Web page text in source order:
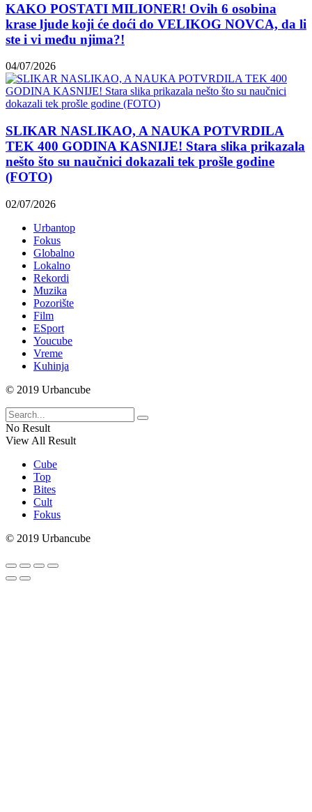
KAKO POSTATI MILIONER! Ovih 6 osobina
krase ljude koji će doći do VELIKOG NOVCA, da li
ste i vi među njima?!
04/07/2026
SLIKAR NASLIKAO, A NAUKA POTVRDILA
TEK 400 GODINA KASNIJE! Stara slika prikazala
nešto što su naučnici dokazali tek prošle godine
(FOTO)
02/07/2026
Urbantop
Fokus
Globalno
Lokalno
Rekordi
Muzika
Pozorište
Film
ESport
Youcube
Vreme
Kuhinja
© 2019 Urbancube
No Result
View All Result
Cube
Top
Bites
Cult
Fokus
© 2019 Urbancube